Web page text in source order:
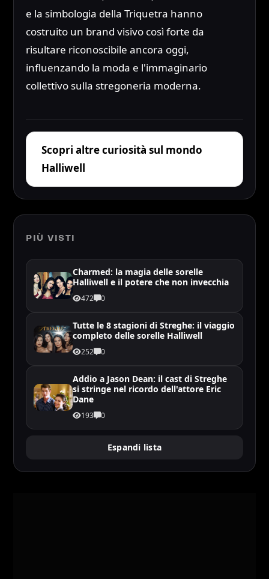
e la simbologia della Triquetra hanno
costruito un brand visivo così forte da
risultare riconoscibile ancora oggi,
influenzando la moda e l'immaginario
collettivo sulla stregoneria moderna.
Scopri altre curiosità sul mondo
Halliwell
PIÙ VISTI
Charmed: la magia delle sorelle
Halliwell e il potere che non invecchia
472 0
Tutte le 8 stagioni di Streghe: il viaggio
completo delle sorelle Halliwell
252 0
Addio a Jason Dean: il cast di Streghe
si stringe nel ricordo dell'attore Eric
Dane
193 0
Espandi lista